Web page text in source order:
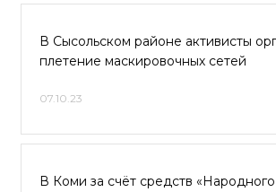
В Сысольском районе активисты
плетение маскировочных сетей
07.10.23
В Коми за счёт средств